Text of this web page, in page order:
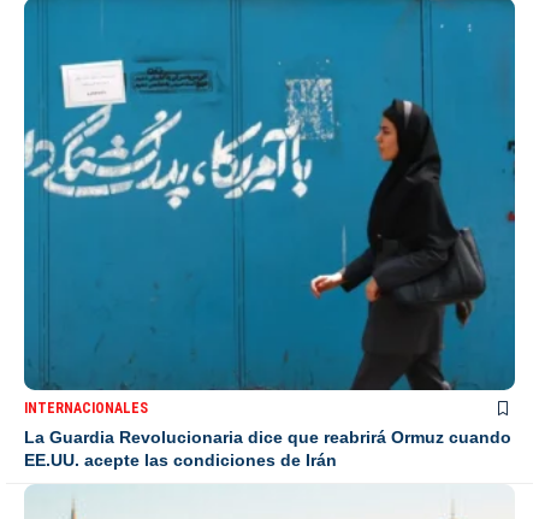
INTERNACIONALES
La Guardia Revolucionaria dice que reabrirá Ormuz cuando
EE.UU. acepte las condiciones de Irán